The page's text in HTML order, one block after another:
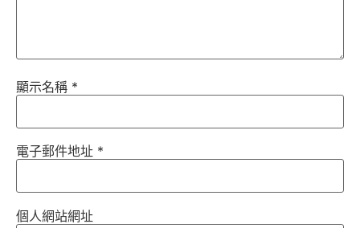
顯示名稱 *
電子郵件地址 *
個人網站網址